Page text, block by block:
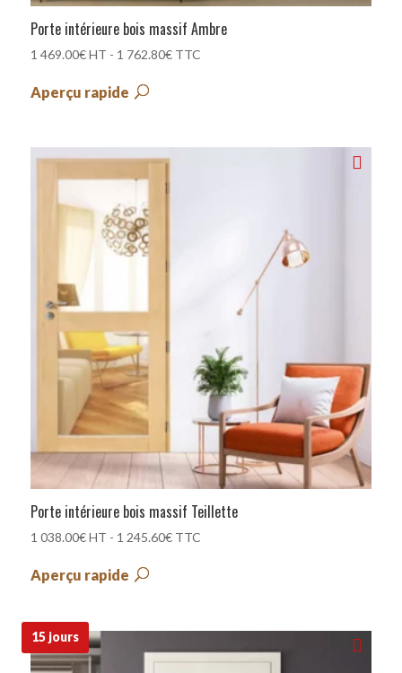
Porte intérieure bois massif Ambre
1 469.00€ HT - 1 762.80€TTC
Aperçu rapide
Porte intérieure bois massif Teillette
1 038.00€ HT - 1 245.60€TTC
Aperçu rapide
15 jours